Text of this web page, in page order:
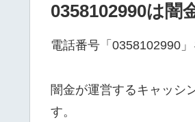
0358102990は闇
電話番号「0358102990
闇金が運営するキャッシ
す。